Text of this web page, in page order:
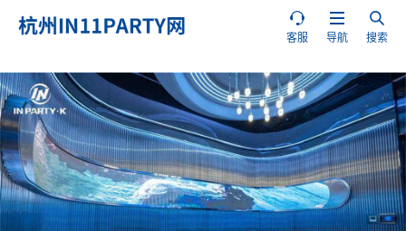

搜索

导航

客服